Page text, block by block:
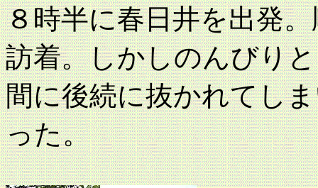
８時半に春日井を出発
訪着。しかしのんびり
間に後続に抜かれてし
った。